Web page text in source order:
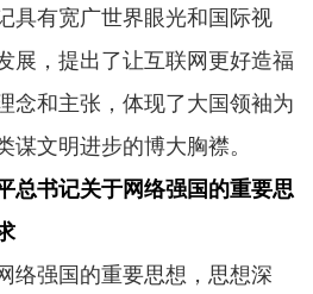
具有宽广世界眼光和国际视
展，提出了让互联网更好造福
念和主张，体现了大国领袖为
文明进步的博大胸襟。
总书记关于网络强国的重要思
强国的重要思想，思想深